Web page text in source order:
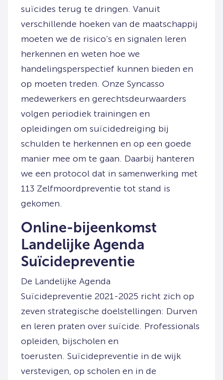
suïcides terug te dringen. Vanuit
verschillende hoeken van de maatschappij
moeten we de risico’s en signalen leren
herkennen en weten hoe we
handelingsperspectief kunnen bieden en
op moeten treden. Onze Syncasso
medewerkers en gerechtsdeurwaarders
volgen periodiek trainingen en
opleidingen om suïcidedreiging bij
schulden te herkennen en op een goede
manier mee om te gaan. Daarbij hanteren
we een protocol dat in samenwerking met
113 Zelfmoordpreventie tot stand is
gekomen.
Online-bijeenkomst
Landelijke Agenda
Suïcidepreventie
De Landelijke Agenda
Suïcidepreventie 2021-2025 richt zich op
zeven strategische doelstellingen: Durven
en leren praten over suïcide. Professionals
opleiden, bijscholen en
toerusten. Suïcidepreventie in de wijk
verstevigen, op scholen en in de